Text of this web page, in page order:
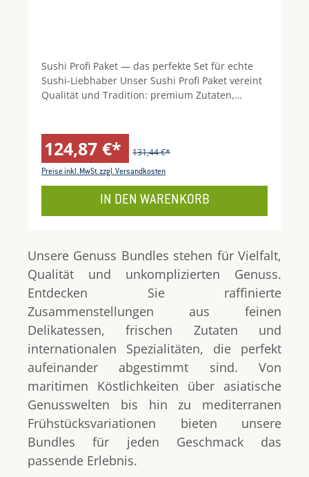
Sushi Profi Paket — das perfekte Set für echte
Sushi-Liebhaber Unser Sushi Profi Paket vereint
Qualität und Tradition: premium Zutaten,
124,87 €* 131,44 €*
Preise inkl. MwSt. zzgl. Versandkosten
IN DEN WARENKORB
Unsere Genuss Bundles stehen für Vielfalt,
Qualität und unkomplizierten Genuss.
Entdecken Sie raffinierte
Zusammenstellungen aus feinen
Delikatessen, frischen Zutaten und
internationalen Spezialitäten, die perfekt
aufeinander abgestimmt sind. Von
maritimen Köstlichkeiten über asiatische
Genusswelten bis hin zu mediterranen
Frühstücksvariationen bieten unsere
Bundles für jeden Geschmack das
passende Erlebnis.